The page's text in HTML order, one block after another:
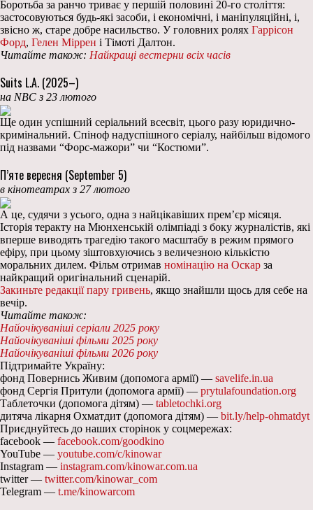
Боротьба за ранчо триває у першій половині 20-го століття:
застосовуються будь-які засоби, і економічні, і маніпуляційні, і,
звісно ж, старе добре насильство. У головних ролях Гаррісон
Форд, Гелен Міррен і Тімоті Далтон.
Читайте також: Найкращі вестерни всіх часів
Suits L.A. (2025–)
на NBC з 23 лютого
Ще один успішний серіальний всесвіт, цього разу юридично-
кримінальний. Спіноф надуспішного серіалу, найбільш відомого
під назвами “Форс-мажори” чи “Костюми”.
П’яте вересня (September 5)
в кінотеатрах з 27 лютого
А це, судячи з усього, одна з найцікавіших прем’єр місяця.
Історія теракту на Мюнхенській олімпіаді з боку журналістів, які
вперше виводять трагедію такого масштабу в режим прямого
ефіру, при цьому зіштовхуючись з величезною кількістю
моральних дилем. Фільм отримав номінацію на Оскар за
найкращий оригінальний сценарій.
Закиньте редакції пару гривень, якщо знайшли щось для себе на
вечір.
Читайте також:
Найочікуваніші серіали 2025 року
Найочікуваніші фільми 2025 року
Найочікуваніші фільми 2026 року
Підтримайте Україну:
фонд Повернись Живим (допомога армії) — savelife.in.ua
фонд Сергія Притули (допомога армії) — prytulafoundation.org
Таблеточки (допомога дітям) — tabletochki.org
дитяча лікарня Охматдит (допомога дітям) — bit.ly/help-ohmatdyt
Приєднуйтесь до наших сторінок у соцмережах:
facebook — facebook.com/goodkino
YouTube — youtube.com/c/kinowar
Instagram — instagram.com/kinowar.com.ua
twitter — twitter.com/kinowar_com
Telegram — t.me/kinowarcom